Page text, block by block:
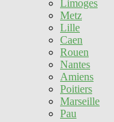
Limoges
Metz
Lille
Caen
Rouen
Nantes
Amiens
Poitiers
Marseille
Pau